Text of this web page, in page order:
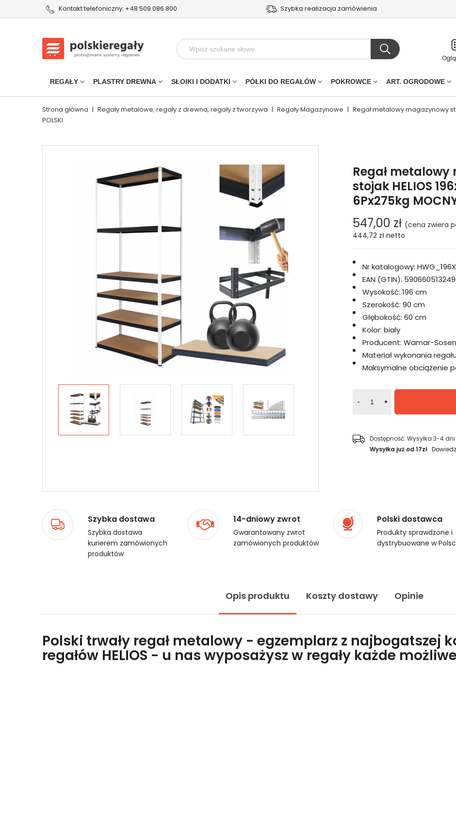
Kontakt telefoniczny: +48 509 086 800 Szybka realizacja zamówienia
REGAŁY PLASTRY DREWNA SŁOIKI I DODATKI PÓŁKI DO REGAŁÓW POKROWCE ART. OGRODOWE
Strona główna | Regały metalowe, regały z drewna, regały z tworzywa | Regały Magazynowe | Regał metalowy magazynowy
POLSKI
Regał
stojak HELIOS
6Px275kg
547,00 zł (cena zwiera
444,72 zł netto
Nr katalogowy:
EAN (GTIN):
Wysokość: 196 cm
Szerokość: 90 cm
Głębokość: 60 cm
Kolor: bialy
Producent: Wamar-
Materiał wykonania
Maksymalne obciążenie
- +
Dostępność: Wysyłka 3-4 dni
Wysyłka już od 17zł
Szybka dostawa
Szybka dostawa
kurierem zamówionych
produktów
14-dniowy zwrot
Gwarantowany zwrot
zamówionych produktów
Polski dostawca
Produkty sprawdzone i
dystrybuowane w
Opis produktu Koszty dostawy Opinie
Polski trwały regał metalowy - egzemplarz z najbogatszej
regałów HELIOS - u nas wyposażysz w regały każde